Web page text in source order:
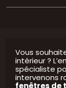
Vous
intérieur ?
spécialiste
intervenons
fenêtres de